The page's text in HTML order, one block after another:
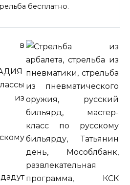
бесплатно.
в
из